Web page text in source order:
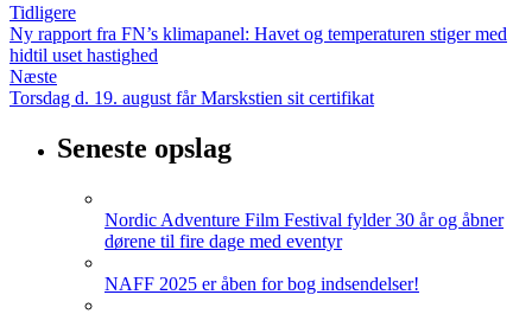
Tidligere
Ny rapport fra FN’s klimapanel: Havet og temperaturen stiger med
hidtil uset hastighed
Næste
Torsdag d. 19. august får Marskstien sit certifikat
Seneste opslag
Nordic Adventure Film Festival fylder 30 år og åbner
dørene til fire dage med eventyr
NAFF 2025 er åben for bog indsendelser!